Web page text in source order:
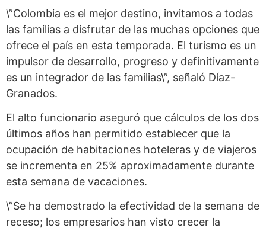
\”Colombia es el mejor destino, invitamos a todas
las familias a disfrutar de las muchas opciones que
ofrece el país en esta temporada. El turismo es un
impulsor de desarrollo, progreso y definitivamente
es un integrador de las familias\”, señaló Díaz-
Granados.
El alto funcionario aseguró que cálculos de los dos
últimos años han permitido establecer que la
ocupación de habitaciones hoteleras y de viajeros
se incrementa en 25% aproximadamente durante
esta semana de vacaciones.
\”Se ha demostrado la efectividad de la semana de
receso; los empresarios han visto crecer la